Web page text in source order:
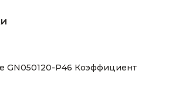
GN050120-P46 Коэффициент